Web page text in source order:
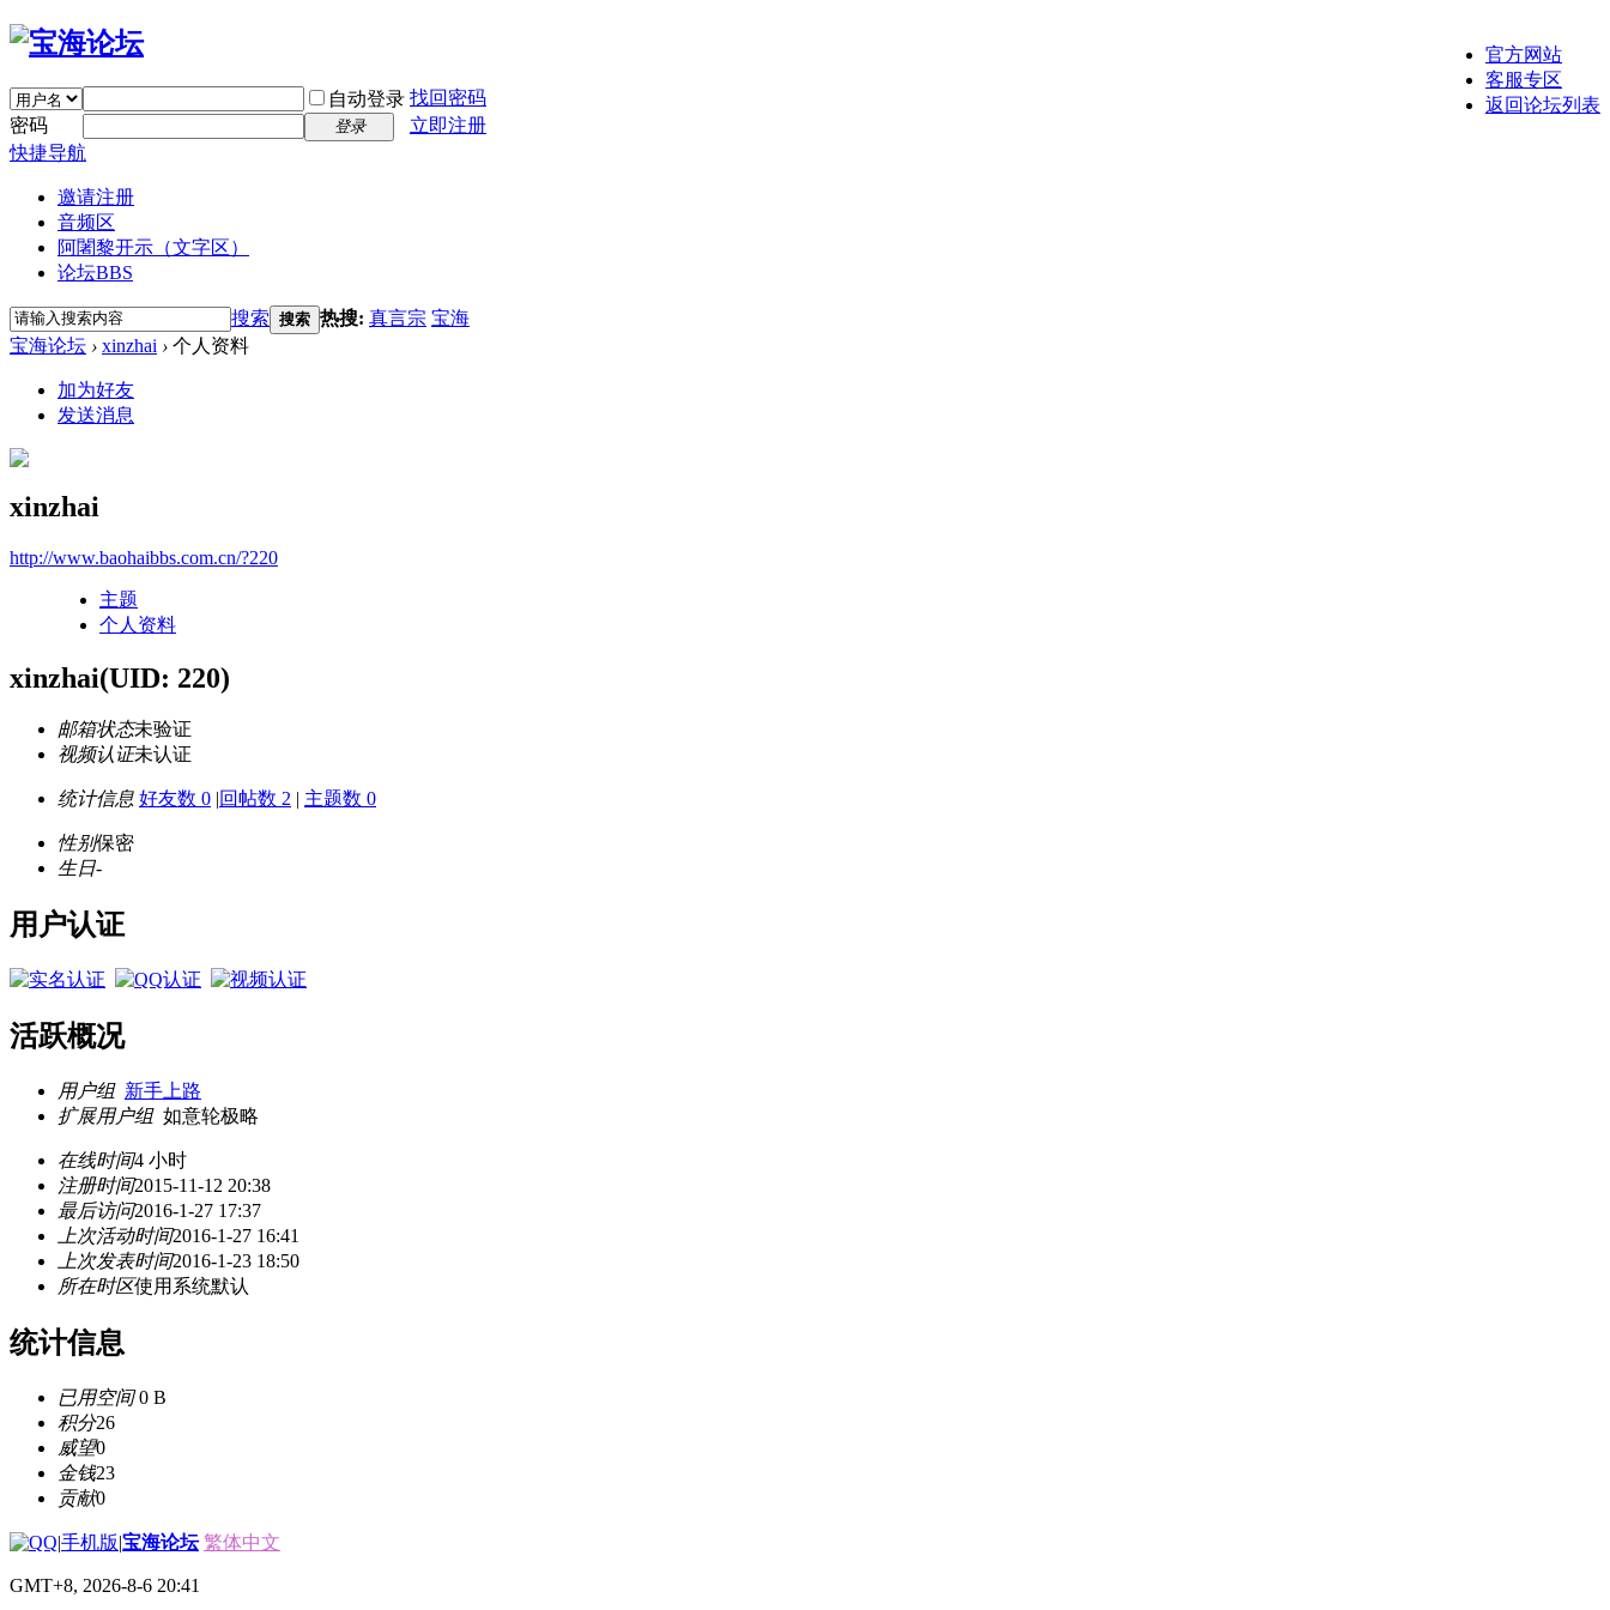
官方网站
客服专区
返回论坛列表
自动登录 找回密码
密码
登录
立即注册
快捷导航
邀请注册
音频区
阿闍黎开示（文字区）
论坛BBS
搜索 搜索 热搜: 真言宗 宝海
宝海论坛 › xinzhai › 个人资料
加为好友
发送消息
xinzhai
http://www.baohaibbs.com.cn/?220
主题
个人资料
xinzhai(UID: 220)
邮箱状态未验证
视频认证未认证
统计信息 好友数 0 |回帖数 2 | 主题数 0
性别保密
生日-
用户认证
活跃概况
用户组 新手上路
扩展用户组 如意轮极略
在线时间4 小时
注册时间2015-11-12 20:38
最后访问2016-1-27 17:37
上次活动时间2016-1-27 16:41
上次发表时间2016-1-23 18:50
所在时区使用系统默认
统计信息
已用空间0 B
积分26
威望0
金钱23
贡献0
|手机版|宝海论坛 繁体中文
GMT+8, 2026-8-6 20:41